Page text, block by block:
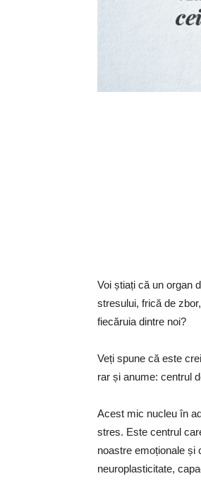
Voi știați că un organ
stresului, frică de
fiecăruia dintre noi?
Veți spune că este
rar și anume: centrul
Acest mic nucleu în
stres. Este centrul
noastre emoționale și
neuroplasticitate,